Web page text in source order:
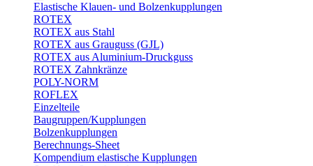
Elastische Klauen- und Bolzenkupplungen
ROTEX
ROTEX aus Stahl
ROTEX aus Grauguss (GJL)
ROTEX aus Aluminium-Druckguss
ROTEX Zahnkränze
POLY-NORM
ROFLEX
Einzelteile
Baugruppen/Kupplungen
Bolzenkupplungen
Berechnungs-Sheet
Kompendium elastische Kupplungen